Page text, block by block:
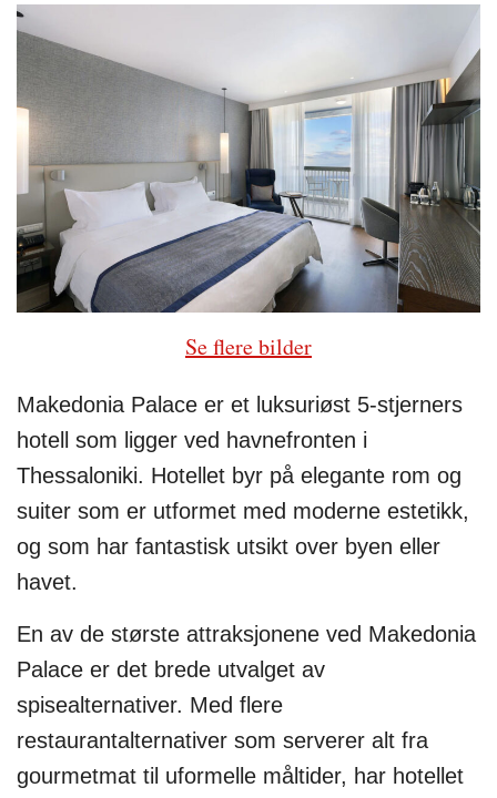
Se flere bilder
Makedonia Palace er et luksuriøst 5-stjerners
hotell som ligger ved havnefronten i
Thessaloniki. Hotellet byr på elegante rom og
suiter som er utformet med moderne estetikk,
og som har fantastisk utsikt over byen eller
havet.
En av de største attraksjonene ved Makedonia
Palace er det brede utvalget av
spisealternativer. Med flere
restaurantalternativer som serverer alt fra
gourmetmat til uformelle måltider, har hotellet